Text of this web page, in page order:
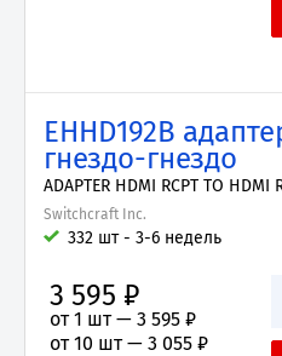
EHHD192B
гнездо-гнездо
ADAPTER HDMI RCPT TO HDMI
Switchcraft Inc.
332 шт - 3-6 недель
3 595 ₽
от 1 шт — 3 595 ₽
от 10 шт — 3 055 ₽